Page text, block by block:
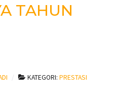
TAHUN
KATEGORI: PRESTASI